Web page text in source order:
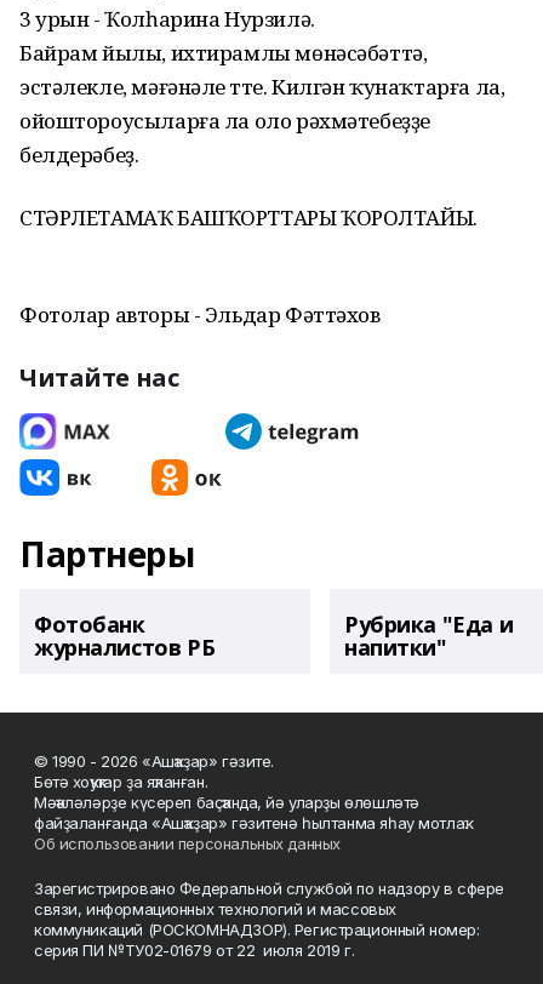
3 урын - Ҡолһарина Нурзилә.
Байрам йылы, ихтирамлы мөнәсәбәттә,
эстәлекле, мәғәнәле үтте. Килгән ҡунаҡтарға ла,
ойоштороусыларға ла оло рәхмәтебеҙҙе
белдерәбеҙ.
СТӘРЛЕТАМАҠ БАШҠОРТТАРЫ ҠОРОЛТАЙЫ.
Фотолар авторы - Эльдар Фәттәхов
Читайте нас
Партнеры
Фотобанк
журналистов РБ
Рубрика "Еда и
напитки"
© 1990 - 2026 «Ашҡаҙар» гәзите.
Бөтә хоҡуҡтар ҙа яҡланған.
Мәҡәләләрҙе күсереп баҫҡанда, йә уларҙы өлөшләтә
файҙаланғанда «Ашҡаҙар» гәзитенә һылтанма яһау мотлаҡ.
Об использовании персональных данных
Зарегистрировано Федеральной службой по надзору в сфере
связи, информационных технологий и массовых
коммуникаций (РОСКОМНАДЗОР). Регистрационный номер:
серия ПИ №ТУ02-01679 от 22 июля 2019 г.